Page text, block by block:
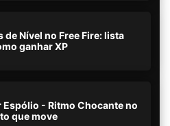
de Nível no Free Fire: lista
ganhar XP
Espólio - Ritmo Chocante no
que move